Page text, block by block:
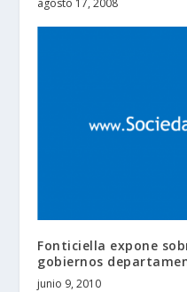
agosto 17, 2008
Fonticiella expone
gobiernos
junio 9, 2010